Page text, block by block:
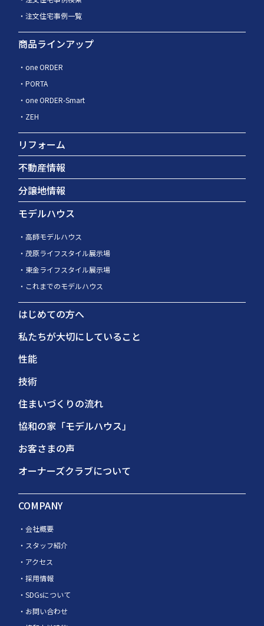
注文住宅事例一覧
商品ラインアップ
one ORDER
PORTA
one ORDER-Smart
ZEH
リフォーム
不動産情報
分譲地情報
モデルハウス
高師モデルハウス
茂原ライフスタイル展示場
東金ライフスタイル展示場
これまでのモデルハウス
はじめての方へ
私たちが大切にしていること
性能
技術
住まいづくりの流れ
協和の家「モデルハウス」
お客さまの声
オーナーズクラブについて
COMPANY
会社概要
スタッフ紹介
アクセス
採用情報
SDGsについて
お問い合わせ